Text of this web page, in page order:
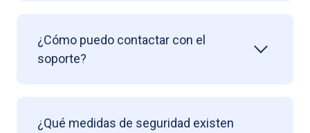
¿Cómo puedo contactar con el
soporte?
¿Qué medidas de seguridad existen